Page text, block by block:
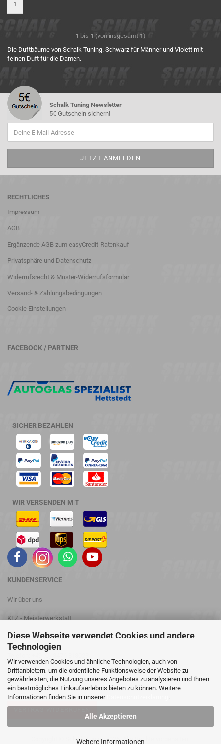
Diese Webseite verwendet Cookies und andere
Technologien
Wir verwenden Cookies und ähnliche Technologien, auch von
Drittanbietern, um die ordentliche Funktionsweise der Website zu
gewährleisten, die Nutzung unseres Angebotes zu analysieren und Ihnen
ein bestmögliches Einkaufserlebnis bieten zu können. Weitere
Informationen finden Sie in unserer
.
Alle Akzeptieren
Weitere Informationen
1
1 bis 1 (von insgesamt 1)
Die Duftbäume von Schalk Tuning. Schwarz für Männer und Violett mit
feinen Duft für die Damen.
Schalk Tuning Newsletter
5€ Gutschein sichern!
RECHTLICHES
Impressum
AGB
Ergänzende AGB zum easyCredit-Ratenkauf
Privatsphäre und Datenschutz
Widerrufsrecht & Muster-Widerrufsformular
Versand- & Zahlungsbedingungen
Cookie Einstellungen
FACEBOOK / PARTNER
SICHER BEZAHLEN
WIR VERSENDEN MIT
KUNDENSERVICE
Wir über uns
KFZ - Meisterwerkstatt
Leistungsprüfstand
Kontakt
Copyright © Schalk Tuning 2025. Alle Rechte vorbehalten.